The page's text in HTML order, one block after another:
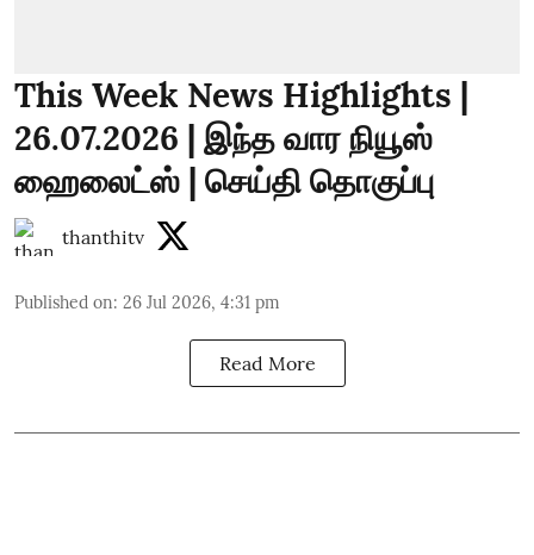
This Week News Highlights |
26.07.2026 | இந்த வார நியூஸ்
ஹைலைட்ஸ் | செய்தி தொகுப்பு
thanthitv
Published on: 26 Jul 2026, 4:31 pm
Read More